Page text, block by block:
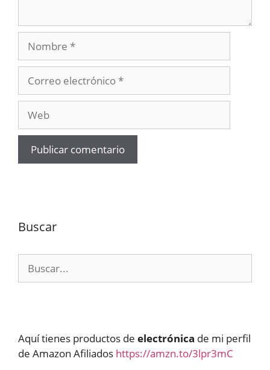
Nombre
electrónico
Buscar
Aquí tienes productos de electrónica de mi perfil
de Amazon Afiliados https://amzn.to/3lpr3mC